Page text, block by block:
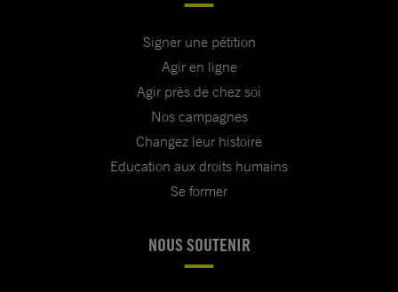
Signer une pétition
Agir en ligne
Agir près de chez soi
Nos campagnes
Changez leur histoire
Education aux droits humains
Se former
NOUS SOUTENIR